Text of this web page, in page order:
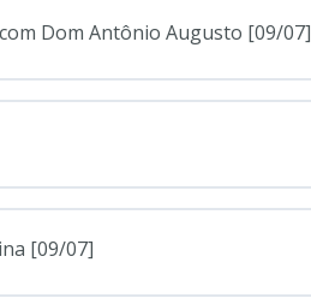
Dom Antônio Augusto [09/07]
[09/07]